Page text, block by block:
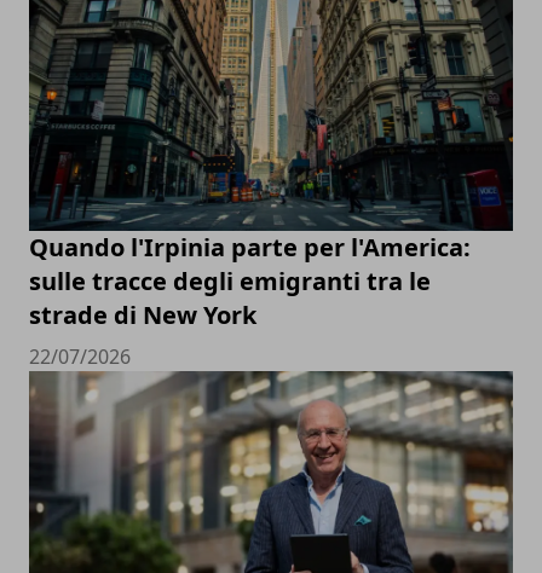
Quando l'Irpinia parte per l'America:
sulle tracce degli emigranti tra le
strade di New York
22/07/2026